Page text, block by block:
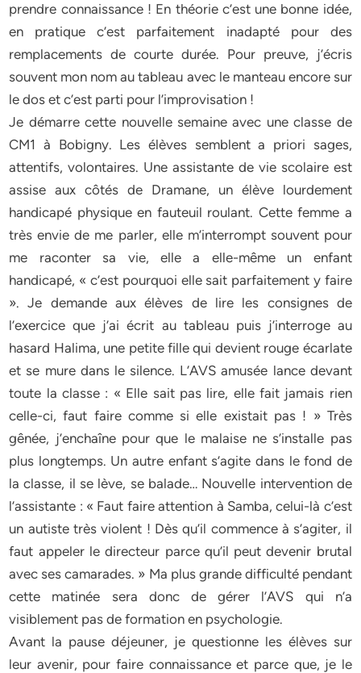
prendre connaissance ! En théorie c’est une bonne idée,
en pratique c’est parfaitement inadapté pour des
remplacements de courte durée. Pour preuve, j’écris
souvent mon nom au tableau avec le manteau encore sur
le dos et c’est parti pour l’improvisation !
Je démarre cette nouvelle semaine avec une classe de
CM1 à Bobigny. Les élèves semblent a priori sages,
attentifs, volontaires. Une assistante de vie scolaire est
assise aux côtés de Dramane, un élève lourdement
handicapé physique en fauteuil roulant. Cette femme a
très envie de me parler, elle m’interrompt souvent pour
me raconter sa vie, elle a elle-même un enfant
handicapé, « c’est pourquoi elle sait parfaitement y faire
». Je demande aux élèves de lire les consignes de
l’exercice que j’ai écrit au tableau puis j’interroge au
hasard Halima, une petite fille qui devient rouge écarlate
et se mure dans le silence. L’AVS amusée lance devant
toute la classe : « Elle sait pas lire, elle fait jamais rien
celle-ci, faut faire comme si elle existait pas ! » Très
gênée, j’enchaîne pour que le malaise ne s’installe pas
plus longtemps. Un autre enfant s’agite dans le fond de
la classe, il se lève, se balade… Nouvelle intervention de
l’assistante : « Faut faire attention à Samba, celui-là c’est
un autiste très violent ! Dès qu’il commence à s’agiter, il
faut appeler le directeur parce qu’il peut devenir brutal
avec ses camarades. » Ma plus grande difficulté pendant
cette matinée sera donc de gérer l’AVS qui n’a
visiblement pas de formation en psychologie.
Avant la pause déjeuner, je questionne les élèves sur
leur avenir, pour faire connaissance et parce que, je le